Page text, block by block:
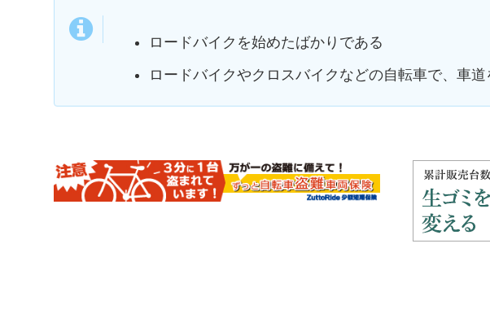
ロードバイクを始めたばかりである
ロードバイクやクロスバイクなどの自転車で、車